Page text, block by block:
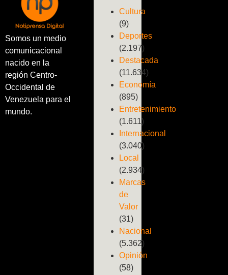
Somos un medio
comunicacional
nacido en la
región Centro-
Occidental de
Venezuela para el
mundo.
Cultura
(9)
Deportes
(2.197)
Destacada
(11.634)
Economía
(895)
Entretenimiento
(1.611)
Internacional
(3.040)
Local
(2.934)
Marcas
de
Valor
(31)
Nacional
(5.362)
Opinión
(58)